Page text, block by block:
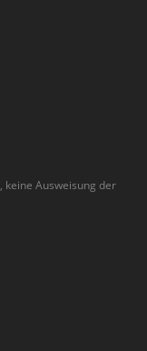
, keine Ausweisung der